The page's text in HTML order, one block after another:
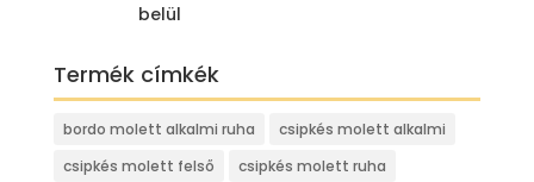
belül
Termék címkék
bordo molett alkalmi ruha
csipkés molett alkalmi
csipkés molett felső
csipkés molett ruha